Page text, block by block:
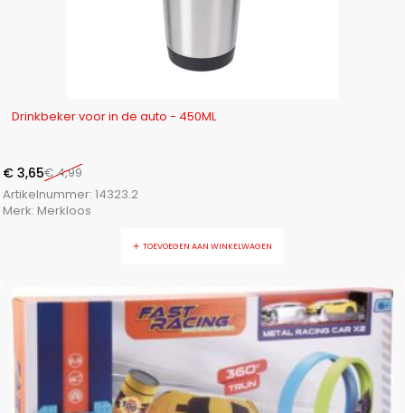
Drinkbeker voor in de auto - 450ML
€4,99
€ 3,65
Artikelnummer: 14323.2
Merk: Merkloos
TOEVOEGEN AAN WINKELWAGEN